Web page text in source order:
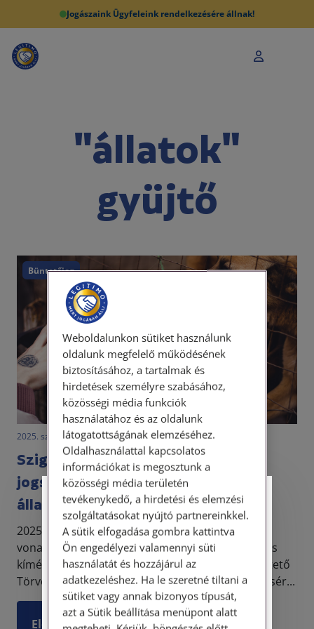
Jogászaink Ügyfeleink rendelkezésére állnak!
"állatok"
gyüjtő
Büntetőjog
2025. szeptember 22. • dr. Novák Katalin Orsolya
Szigorodtak az állatvédelmi
jogszabályok I.: kutyaszorítóban az
állatkínzók
2025. augusztus 25-től több, állatvédelmi
vonatkozású törvény, így az állatok védelméről és
kíméletéről szóló 1998. évi XXVIII. törvény, a Büntető
Törvénykönyv és a szabálysértésekről, a szabálysér...
Elolvasom
Személyes ügyfélfogadás
Tisztelt Ügyfeleink!
Személyes ügyfélszolgálatunk telefonon
történő előzetes időpontegyeztetés után,
szerdai napokon érhető el.
Címünk: 1087 Budapest, Hungária körút
Weboldalunkon sütiket használunk
oldalunk megfelelő működésének
biztosításához, a tartalmak és
hirdetések személyre szabásához,
közösségi média funkciók
használatához és az oldalunk
látogatottságának elemzéséhez.
Oldalhasználattal kapcsolatos
információkat is megosztunk a
közösségi média területén
tevékenykedő, a hirdetési és elemzési
szolgáltatásokat nyújtó partnereinkkel.
A sütik elfogadása gombra kattintva
Ön engedélyezi valamennyi süti
használatát és hozzájárul az
adatkezeléshez. Ha le szeretné tiltani a
sütiket vagy annak bizonyos típusát,
azt a Sütik beállítása menüpont alatt